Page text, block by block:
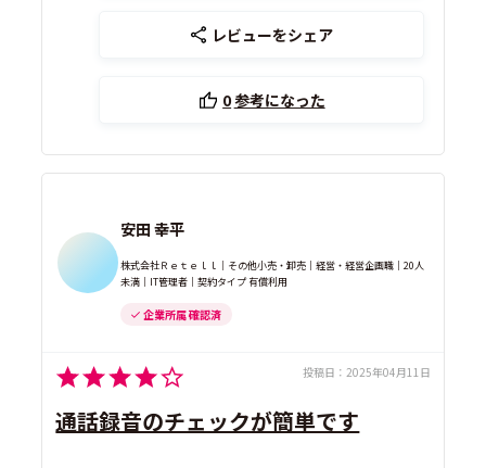
レビューをシェア
0参考になった
安田 幸平
株式会社Ｒｅｔｅｌｌ｜その他小売・卸売｜経営・経営企画職｜20人
未満｜IT管理者｜契約タイプ 有償利用
企業所属 確認済
投稿日： 2025年04月11日
通話録音のチェックが簡単です